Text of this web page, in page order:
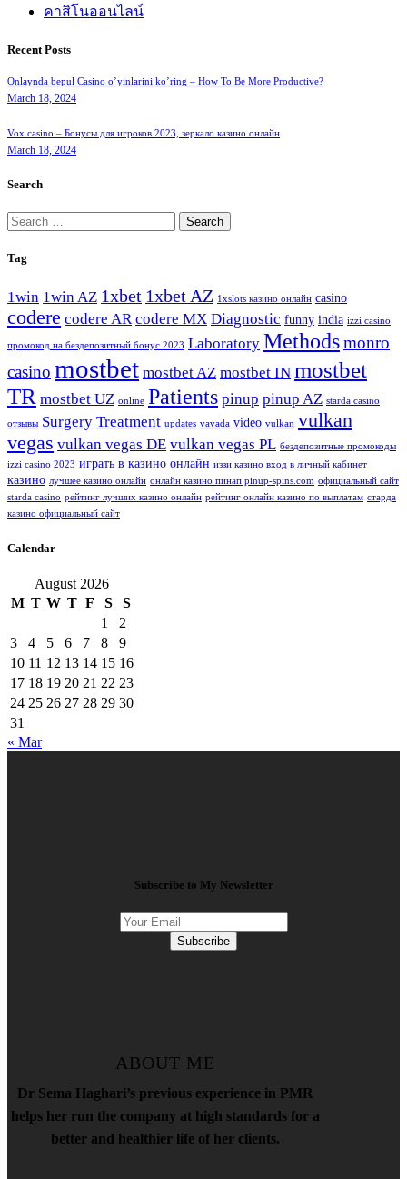
คาสิโนออนไลน์
Recent Posts
Onlaynda bepul Casino o’yinlarini ko’ring – How To Be More Productive?
March 18, 2024
Vox casino – Бонусы для игроков 2023, зеркало казино онлайн
March 18, 2024
Search
Search
for:
Tag
1win 1win AZ 1xbet 1xbet AZ 1xslots казино онлайн casino
codere codere AR codere MX Diagnostic funny india izzi casino
промокод на бездепозитный бонус 2023 Laboratory Methodsmonro
casino mostbet mostbet AZ mostbet IN mostbet
TR mostbet UZ online Patients pinup pinup AZ starda casino
отзывы Surgery Treatment updates vavada video vulkan vulkan
vegas vulkan vegas DE vulkan vegas PL бездепозитные промокоды
izzi casino 2023 играть в казино онлайн иззи казино вход в личный кабинет
казино лучшее казино онлайн онлайн казино пинап pinup-spins.com официальный сайт
starda casino рейтинг лучших казино онлайн рейтинг онлайн казино по выплатам старда
казино официальный сайт
Calendar
August 2026
M T W T F S
S
1
2
3
4 5 6 7 8
9
10 11 12 13 14 15 16
17 18 19 20 21 22 23
24 25 26 27 28 29 30
31
« Mar
Subscribe to My Newsletter
Subscribe
ABOUT ME
Dr Sema Haghari’s previous experience in PMR
helps her run the company at high standards for a
better and healthier life of her clients.